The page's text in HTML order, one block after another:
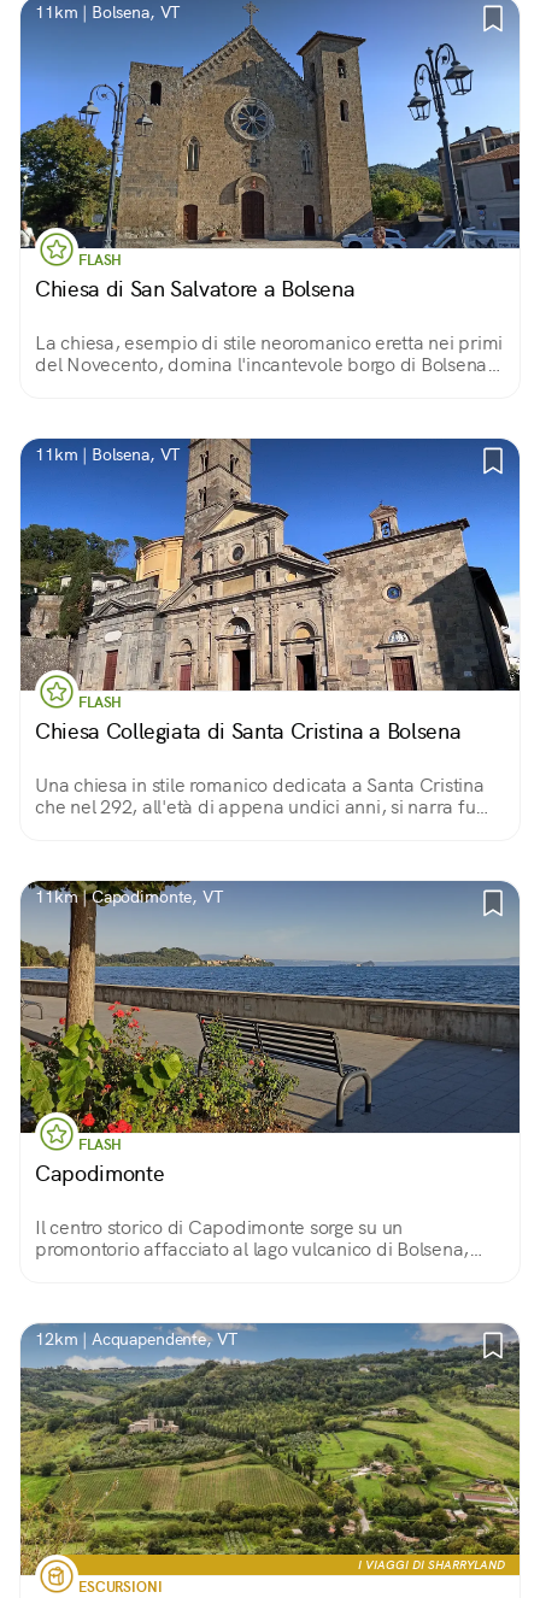
11km | Bolsena, VT
FLASH
Chiesa di San Salvatore a Bolsena
La chiesa, esempio di stile neoromanico eretta nei primi
del Novecento, domina l'incantevole borgo di Bolsena
11km | Bolsena, VT
FLASH
Chiesa Collegiata di Santa Cristina a Bolsena
Una chiesa in stile romanico dedicata a Santa Cristina
che nel 292, all'età di appena undici anni, si narra fu
11km | Capodimonte, VT
FLASH
Capodimonte
Il centro storico di Capodimonte sorge su un
promontorio affacciato al lago vulcanico di Bolsena,
12km | Acquapendente, VT
I VIAGGI DI SHARRYLAND
ESCURSIONI